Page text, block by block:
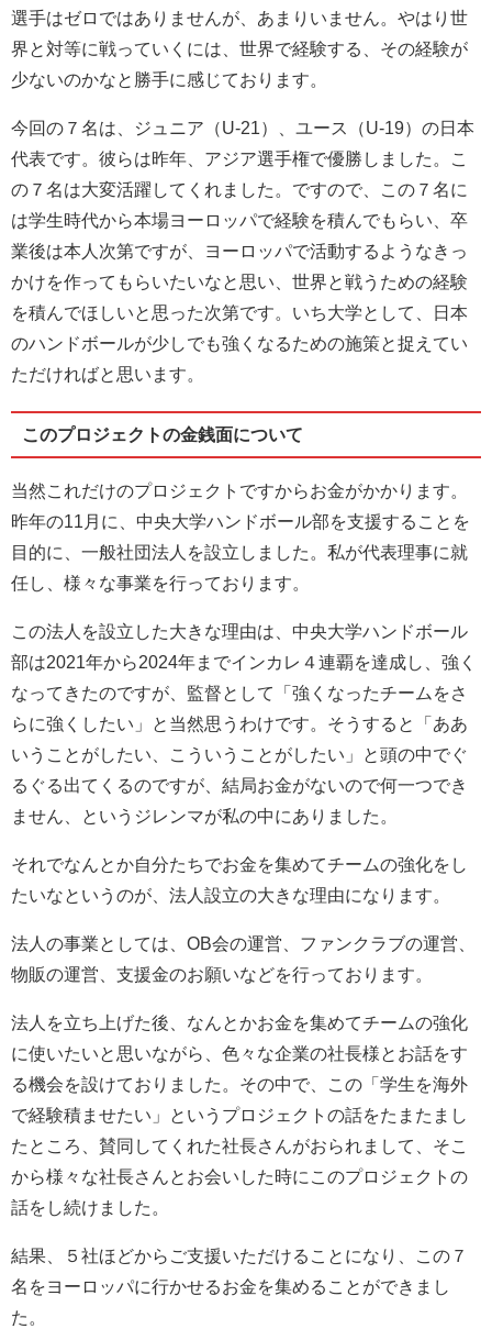
選手はゼロではありませんが、あまりいません。やはり世
界と対等に戦っていくには、世界で経験する、その経験が
少ないのかなと勝手に感じております。
今回の７名は、ジュニア（U-21）、ユース（U-19）の日本
代表です。彼らは昨年、アジア選手権で優勝しました。こ
の７名は大変活躍してくれました。ですので、この７名に
は学生時代から本場ヨーロッパで経験を積んでもらい、卒
業後は本人次第ですが、ヨーロッパで活動するようなきっ
かけを作ってもらいたいなと思い、世界と戦うための経験
を積んでほしいと思った次第です。いち大学として、日本
のハンドボールが少しでも強くなるための施策と捉えてい
ただければと思います。
このプロジェクトの金銭面について
当然これだけのプロジェクトですからお金がかかります。
昨年の11月に、中央大学ハンドボール部を支援することを
目的に、一般社団法人を設立しました。私が代表理事に就
任し、様々な事業を行っております。
この法人を設立した大きな理由は、中央大学ハンドボール
部は2021年から2024年までインカレ４連覇を達成し、強く
なってきたのですが、監督として「強くなったチームをさ
らに強くしたい」と当然思うわけです。そうすると「ああ
いうことがしたい、こういうことがしたい」と頭の中でぐ
るぐる出てくるのですが、結局お金がないので何一つでき
ません、というジレンマが私の中にありました。
それでなんとか自分たちでお金を集めてチームの強化をし
たいなというのが、法人設立の大きな理由になります。
法人の事業としては、OB会の運営、ファンクラブの運営、
物販の運営、支援金のお願いなどを行っております。
法人を立ち上げた後、なんとかお金を集めてチームの強化
に使いたいと思いながら、色々な企業の社長様とお話をす
る機会を設けておりました。その中で、この「学生を海外
で経験積ませたい」というプロジェクトの話をたまたまし
たところ、賛同してくれた社長さんがおられまして、そこ
から様々な社長さんとお会いした時にこのプロジェクトの
話をし続けました。
結果、５社ほどからご支援いただけることになり、この７
名をヨーロッパに行かせるお金を集めることができまし
た。